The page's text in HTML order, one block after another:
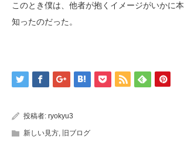
このとき僕は、他者が抱くイメージがいかに
知ったのだった。
投稿者: ryokyu3
新しい見方, 旧ブログ